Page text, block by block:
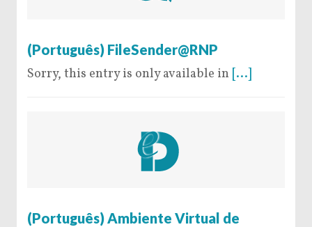
(Português) FileSender@RNP
Sorry, this entry is only available in [...]
(Português) Ambiente Virtual de